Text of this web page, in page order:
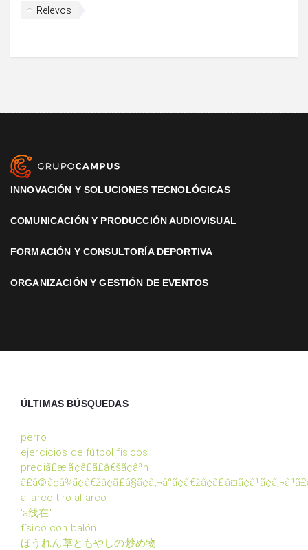
Relevos
INNOVACIÓN Y SOLUCIONES TECNOLÓGICAS
COMUNICACIÓN Y PRODUCCIÓN AUDIOVISUAL
FORMACIÓN Y CONSULTORÍA DEPORTIVA
ORGANIZACIÓN Y GESTIÓN DE EVENTOS
ÚLTIMAS BÚSQUEDAS
perro
ejercicios de fútbol fisicos
preciã£æ’ã¢â£ã£â€šã¢â³n
al arco tiro al arco
'a线在‘
físico con balón
ほうれん草ともやしの炒め物